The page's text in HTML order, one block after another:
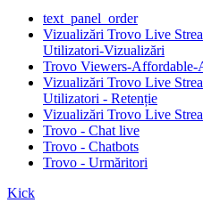
text_panel_order
Vizualizări Trovo Live
Utilizatori-Vizualizări
Trovo Viewers-Affordable-
Vizualizări Trovo Live
Utilizatori - Retenție
Vizualizări Trovo Live
Trovo - Chat live
Trovo - Chatbots
Trovo - Urmăritori
Kick